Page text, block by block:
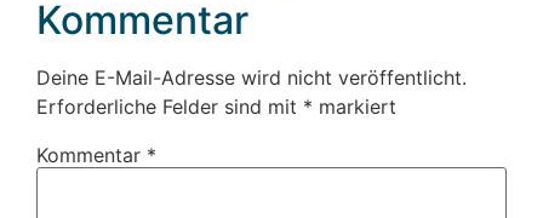
Kommentar
Deine E-Mail-Adresse wird nicht veröffentlicht.
Erforderliche Felder sind mit * markiert
Kommentar *